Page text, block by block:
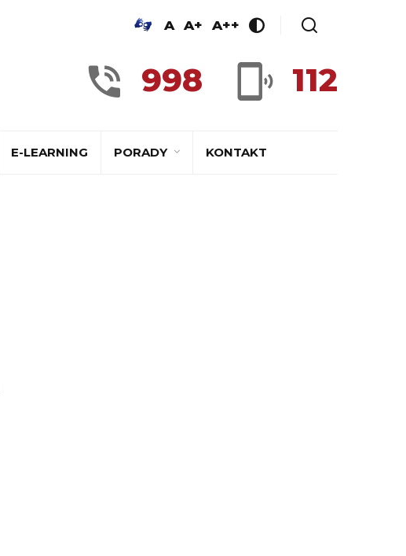
A A+ A++
998 112
E-LEARNING PORADY KONTAKT